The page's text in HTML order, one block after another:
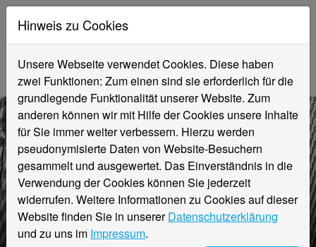
Aktuelles
Hinweis zu Cookies
Unsere Webseite verwendet Cookies. Diese haben
zwei Funktionen: Zum einen sind sie erforderlich für die
grundlegende Funktionalität unserer Website. Zum
anderen können wir mit Hilfe der Cookies unsere Inhalte
für Sie immer weiter verbessern. Hierzu werden
pseudonymisierte Daten von Website-Besuchern
gesammelt und ausgewertet. Das Einverständnis in die
Verwendung der Cookies können Sie jederzeit
widerrufen. Weitere Informationen zu Cookies auf dieser
Website finden Sie in unsererDatenschutzerklärung
und zu uns im Impressum.